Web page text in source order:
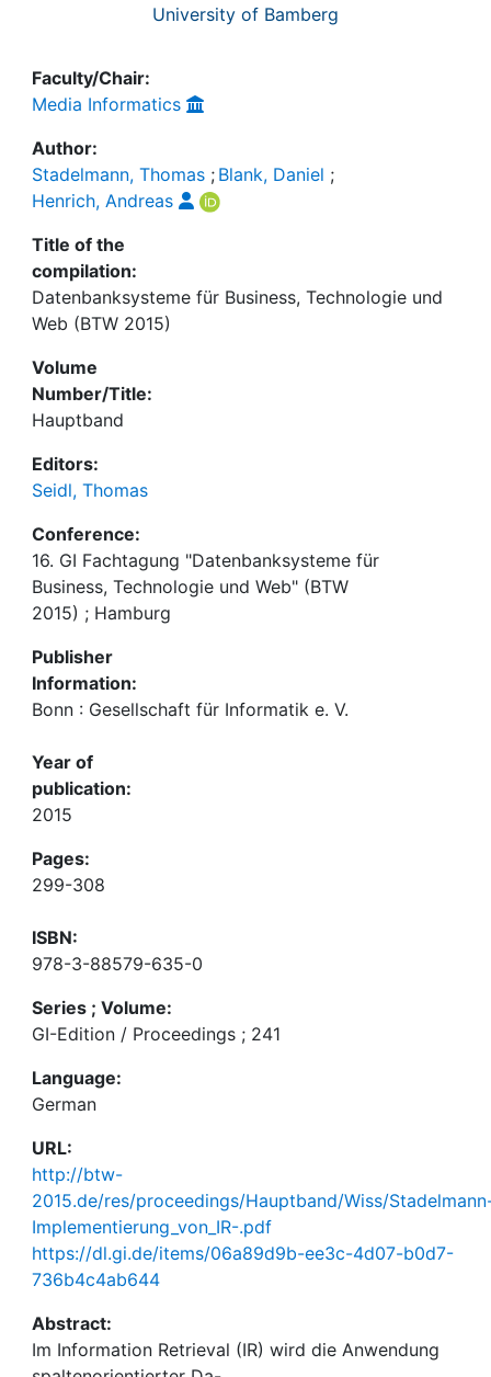
University of Bamberg
Faculty/Chair:
Media Informatics
Author:
Stadelmann, Thomas ; Blank, Daniel ;
Henrich, Andreas
Title of the
compilation:
Datenbanksysteme für Business, Technologie und
Web (BTW 2015)
Volume
Number/Title:
Hauptband
Editors:
Seidl, Thomas
Conference:
16. GI Fachtagung "Datenbanksysteme für
Business, Technologie und Web" (BTW
2015) ; Hamburg
Publisher
Information:
Bonn : Gesellschaft für Informatik e. V.
Year of
publication:
2015
Pages:
299-308
ISBN:
978-3-88579-635-0
Series ; Volume:
GI-Edition / Proceedings ; 241
Language:
German
URL:
http://btw-
2015.de/res/proceedings/Hauptband/Wiss/
Implementierung_von_IR-.pdf
https://dl.gi.de/items/06a89d9b-ee3c-4d07-b0d7-
736b4c4ab644
Abstract:
Im Information Retrieval (IR) wird die Anwendung